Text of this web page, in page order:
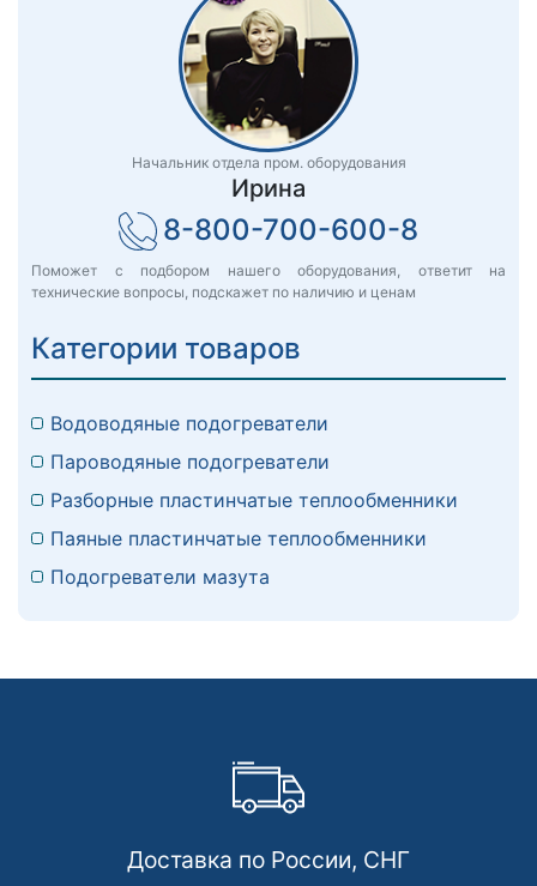
Начальник отдела пром. оборудования
Ирина
8-800-700-600-8
Поможет с подбором нашего оборудования, ответит на
технические вопросы, подскажет по наличию и ценам
Категории товаров
Водоводяные подогреватели
Пароводяные подогреватели
Разборные пластинчатые теплообменники
Паяные пластинчатые теплообменники
Подогреватели мазута
Доставка по России, СНГ